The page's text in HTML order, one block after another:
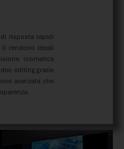
risposta rapidi
li rendono ideali
cromatica
editing grazie
avanzata che